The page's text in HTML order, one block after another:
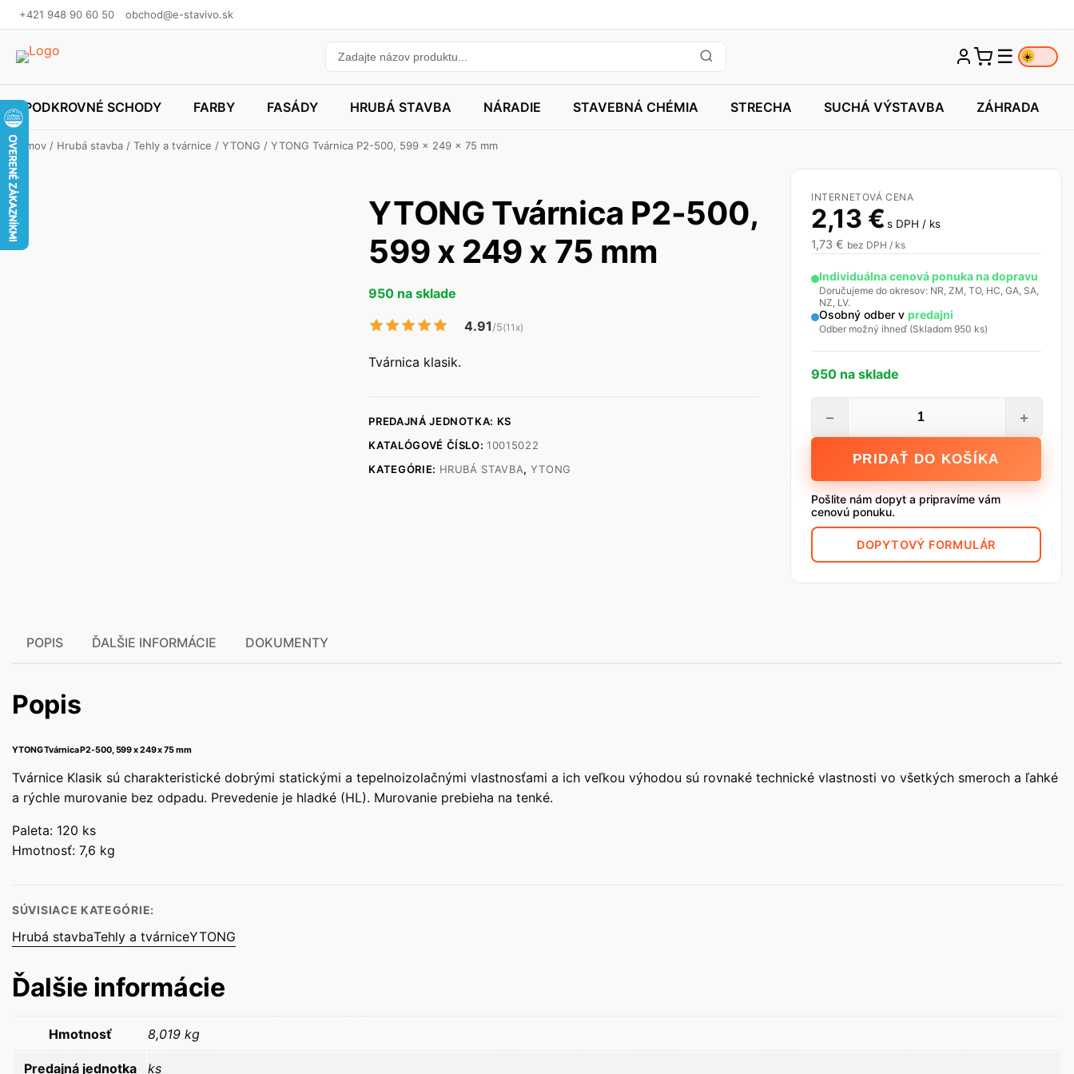
+421 948 90 60 50 obchod@e-stavivo.sk
☰ ☀️
PODKROVNÉ SCHODY FARBY FASÁDY HRUBÁ STAVBA NÁRADIE STAVEBNÁ CHÉMIA STRECHA SUCHÁ VÝSTAVBA ZÁHRADA
Domov / Hrubá stavba / Tehly a tvárnice / YTONG / YTONG Tvárnica P2-500, 599 x 249 x 75 mm
YTONG Tvárnica P2-500,
599 x 249 x 75 mm
950 na sklade
4.91/5(11x)
Tvárnica klasik.
PREDAJNÁ JEDNOTKA: KS
KATALÓGOVÉ ČÍSLO:10015022
KATEGÓRIE: HRUBÁ STAVBA, YTONG
INTERNETOVÁ CENA
2,13 € s DPH / ks
1,73 € bez DPH / ks
Individuálna cenová ponuka na dopravu
Doručujeme do okresov: NR, ZM, TO, HC, GA, SA,
NZ, LV.
Osobný odber v predajni
Odber možný ihneď (Skladom 950 ks)
950 na sklade
500,
599
x
x
− +
PRIDAŤ DO KOŠÍKA
Pošlite nám dopyt a pripravíme vám
cenovú ponuku.
DOPYTOVÝ FORMULÁR
POPIS ĎALŠIE INFORMÁCIE DOKUMENTY
Popis
YTONG Tvárnica P2-500, 599 x 249 x 75 mm
Tvárnice Klasik sú charakteristické dobrými statickými a tepelnoizolačnými vlastnosťami a ich veľkou výhodou sú rovnaké technické vlastnosti vo všetkých smeroch a ľahké
a rýchle murovanie bez odpadu. Prevedenie je hladké (HL). Murovanie prebieha na tenké.
Paleta: 120 ks
Hmotnosť: 7,6 kg
SÚVISIACE KATEGÓRIE:
Hrubá stavbaTehly a tvárniceYTONG
Ďalšie informácie
Hmotnosť 8,019 kg
Predajná jednotka ks